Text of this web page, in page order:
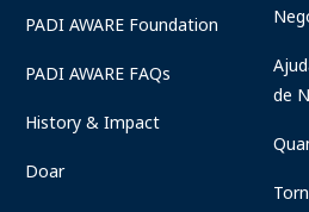
PADI AWARE Foundation
PADI AWARE FAQs
History & Impact
Doar
de